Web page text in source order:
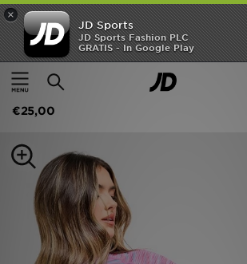
×
JD Sports
JD Sports Fashion PLC
GRATIS - In Google Play
Thuis
Dames Dameskleding Fitness Tops
MONTIREX Trail Seamless T-Shirt
€25,00
Home
Offers
Dames
Kids
Collecties